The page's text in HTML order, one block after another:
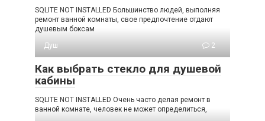
SQLITE NOT INSTALLED Большинство людей, выполняя
ремонт ванной комнаты, свое предпочтение отдают
душевым боксам
Душ
2
Как выбрать стекло для душевой
кабины
SQLITE NOT INSTALLED Очень часто делая ремонт в
ванной комнате, человек не может определиться,